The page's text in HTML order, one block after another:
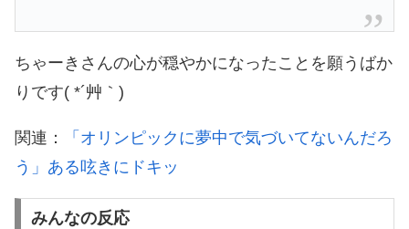
ちゃーきさんの心が穏やかになったことを願うばか
りです( *´艸｀)
関連：
「オリンピックに夢中で気づいてないんだろ
う」ある呟きにドキッ
みんなの反応